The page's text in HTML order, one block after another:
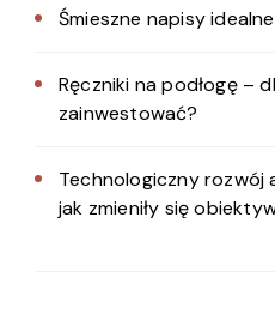
Śmieszne napisy
Ręczniki na podłogę –
zainwestować?
Technologiczny
jak zmieniły się